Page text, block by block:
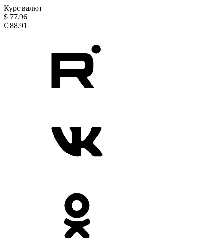
Курс валют
$ 77.96
€ 88.91